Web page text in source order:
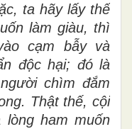
ta hãy lấy thế
làm giàu, thì
cạm bẫy và
độc hại; đó là
chìm đắm
Thật thế, cội
ham muốn